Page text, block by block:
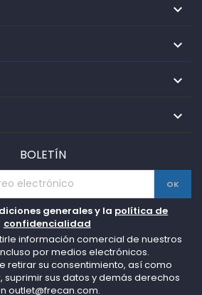




BOLETÍN
generales y la política de
confidencialidad
información comercial de nuestros
por medios electrónicos.
retirar su consentimiento, así como
sus datos y demás derechos
outlet@frecan.com.